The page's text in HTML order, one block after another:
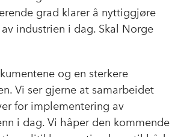
grad klarer å nyttiggjøre
industrien i dag. Skal Norge
og en sterkere
Vi ser gjerne at samarbeidet
for implementering av
i dag. Vi håper den kommende